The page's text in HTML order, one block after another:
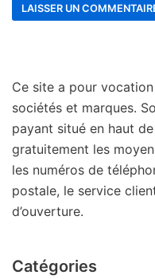
Ce site a pour
sociétés et marques.
payant situé en haut
gratuitement les
les numéros de
postale, le service
d’ouverture.
Catégories